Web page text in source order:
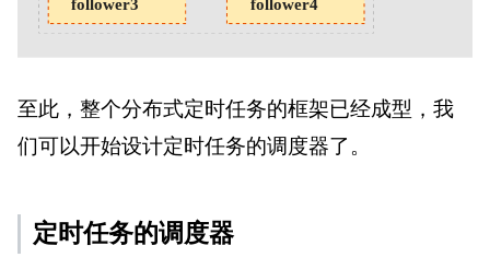
至此，整个分布式定时任务的框架已经成型，我
们可以开始设计定时任务的调度器了。
定时任务的调度器